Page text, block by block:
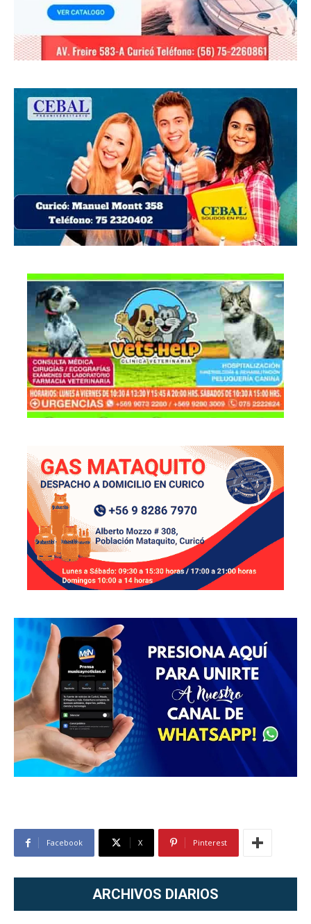
Facebook X Pinterest
ARCHIVOS DIARIOS